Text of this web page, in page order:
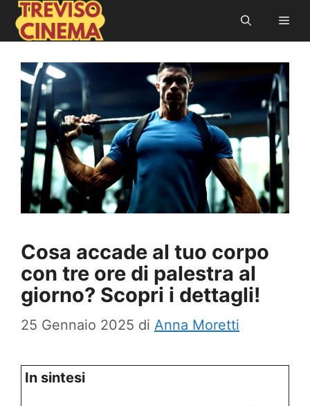
Vai
contenuto
Cosa accade al tuo corpo
con tre ore di palestra al
giorno? Scopri i dettagli!
25 Gennaio 2025 di Anna Moretti
In sintesi